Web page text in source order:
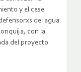
y el cese
del agua
con la
del proyecto